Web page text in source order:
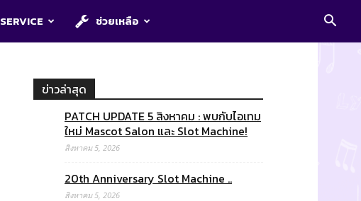
SERVICE ช่วยเหลือ
ข่าวล่าสุด
PATCH UPDATE 5 สิงหาคม : พบกับไอเทม
ใหม่ Mascot Salon และ Slot Machine!
สิงหาคม 5, 2026
20th Anniversary Slot Machine ..
สิงหาคม 5, 2026